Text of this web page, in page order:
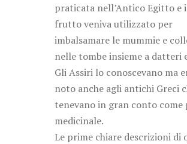
praticata nell’Antico Egitto e
frutto veniva utilizzato per
imbalsamare le mummie e
nelle tombe insieme a datteri
Gli Assiri lo conoscevano ma
noto anche agli antichi Greci
tenevano in gran conto come
medicinale.
Le prime chiare descrizioni di